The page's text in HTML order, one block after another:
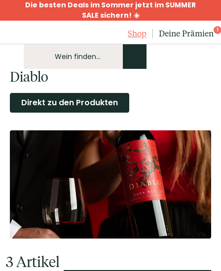
Die besten Deals im Sommer jetzt im SUMMER
SALE sichern! ☀️
Shop
Deine Prämien 1
Diablo
Direkt zu den Produkten
3 Artikel